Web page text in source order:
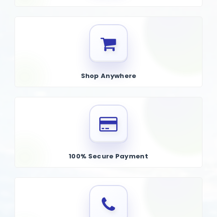
উপাদানগুলি হল প্রাকৃতিক ভেষজ যা তাদের নিরাময়, প্রশান্তি এবং পুনরুজ্জীবিত করার
গ্রিন টি-এর মতো উপাদানগুলি পরিবেশগত চাপ এবং মুক্ত
র‍্যাডিকেল থেকে রক্ষা করতে সাহায্য করে, যা অকাল বার্ধক্যের দিকে পরিচালিত করতে
তীব্র আর্দ্রতা থাকা সত্ত্বেও, ক্রিমটি হালকা এবং দ্রুত শোষিত হয়,
যা এটিকে তৈলাক্ত বা সংমিশ্রণ ত্বক সহ সকল ধরণের ত্বকের জন্য উপযুক্ত করে
Shop Anywhere
100% Secure Payment